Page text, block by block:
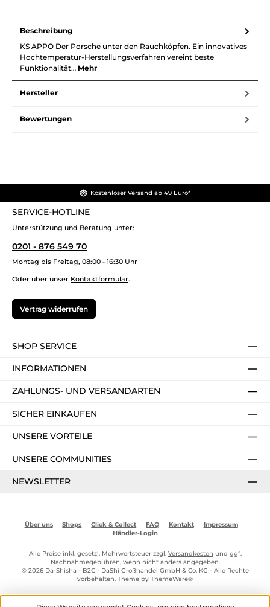
Beschreibung
KS APPO Der Porsche unter den Rauchköpfen. Ein innovatives
Hochtemperatur-Herstellungsverfahren vereint beste
Funktionalität… Mehr
Hersteller
Bewertungen
Kostenloser Versand ab 49 Euro*
SERVICE-HOTLINE
Unterstützung und Beratung unter:
0201 - 876 549 70
Montag bis Freitag, 08:00 - 16:30 Uhr
Oder über unser Kontaktformular.
Vertrag widerrufen
SHOP SERVICE
INFORMATIONEN
ZAHLUNGS- UND VERSANDARTEN
SICHER EINKAUFEN
UNSERE VORTEILE
UNSERE COMMUNITIES
NEWSLETTER
Über uns Shops Click & Collect FAQ Kontakt
Impressum
Händler-Login
Alle Preise inkl. gesetzl. Mehrwertsteuer zzgl. Versandkosten und ggf.
Nachnahmegebühren, wenn nicht anders angegeben.
© 2026 Da-Shisha - B2C - DaShi Großhandel GmbH & Co. KG - Alle Rechte
vorbehalten. Theme by ThemeWare®